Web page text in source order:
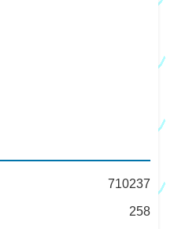
710237
258